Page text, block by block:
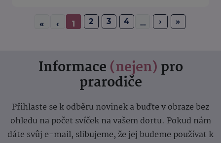
« ‹ 1 2 3 4 ... › »
Informace (nejen) pro
prarodiče
Přihlaste se k odběru novinek a buďte v obraze bez
ohledu na počet svíček na vašem dortu. Pokud nám
dáte svůj e-mail, slibujeme, že jej budeme používat k